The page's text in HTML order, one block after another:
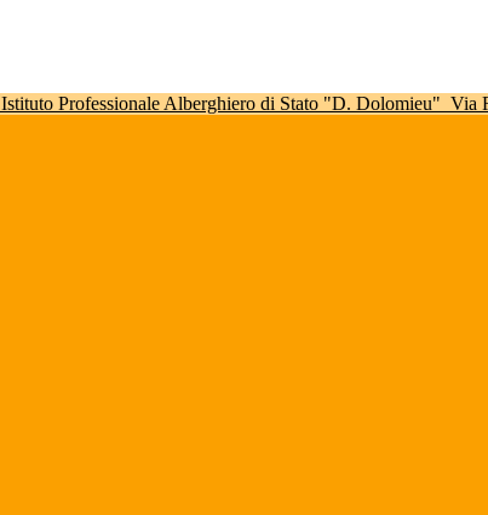
Istituto Professionale Alberghiero di Stato "D. Dolomieu" Via